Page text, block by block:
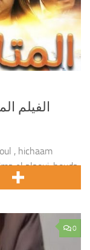
, hichaam
el alaoui ,houda
allah...
0